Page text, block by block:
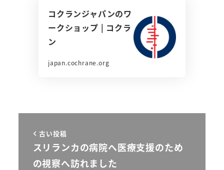
コクランジャパンのワ
ークショップ | コクラ
ン
japan.cochrane.org
古い投稿
スリランカの病院へ医療支援のため
の視察へ訪れました